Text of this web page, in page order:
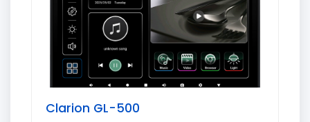
Clarion GL-500